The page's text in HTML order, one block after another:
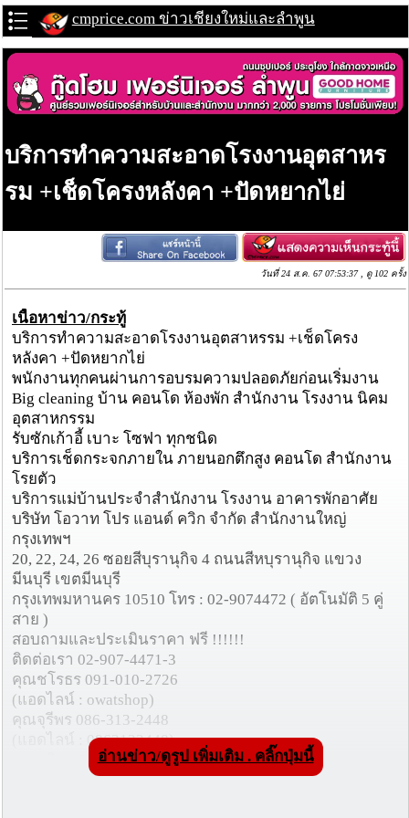
cmprice.com ข่าวเชียงใหม่และลำพูน
บริการทำความสะอาดโรงงานอุตสาหร
รม +เช็ดโครงหลังคา +ปัดหยากไย่
วันที่ 24 ส.ค. 67 07:53:37 , ดู 102 ครั้ง
เนื้อหาข่าว/กระทู้
บริการทำความสะอาดโรงงานอุตสาหรรม +เช็ดโครง
หลังคา +ปัดหยากไย่
พนักงานทุกคนผ่านการอบรมความปลอดภัยก่อนเริ่มงาน
Big cleaning บ้าน คอนโด ห้องพัก สำนักงาน โรงงาน นิคม
อุตสาหกรรม
รับซักเก้าอี้ เบาะ โซฟา ทุกชนิด
บริการเช็ดกระจกภายใน ภายนอกตึกสูง คอนโด สำนักงาน
โรยตัว
บริการแม่บ้านประจำสำนักงาน โรงงาน อาคารพักอาศัย
บริษัท โอวาท โปร แอนด์ ควิก จำกัด สำนักงานใหญ่
กรุงเทพฯ
20, 22, 24, 26 ซอยสีบุรานุกิจ 4 ถนนสีหบุรานุกิจ แขวง
มีนบุรี เขตมีนบุรี
กรุงเทพมหานคร 10510 โทร : 02-9074472 ( อัตโนมัติ 5 คู่
สาย )
สอบถามและประเมินราคา ฟรี !!!!!!
ติดต่อเรา 02-907-4471-3
คุณชโรธร 091-010-2726
(แอดไลน์ : owatshop)
คุณจุรีพร 086-313-2448
(แอดไลน์ : 0863132448)
คุณศลิษา 086-342-3379
(แอดไลน์ : Slisa2509)
อ่านข่าว/ดูรูป เพิ่มเติม . คลิ๊กปุ่มนี้